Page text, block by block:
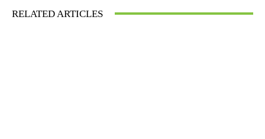
RELATED ARTICLES